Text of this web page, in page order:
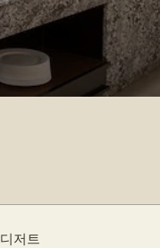
디저트